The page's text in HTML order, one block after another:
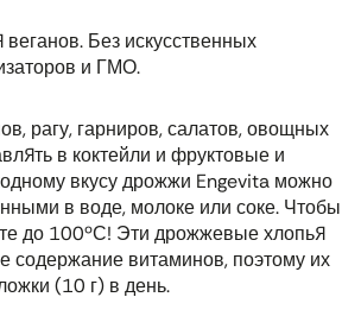
Без искусственных
и ГМО.
рагу, гарниров, салатов, овощных
в коктейли и фруктовые и
вкусу дрожжи Engevita можно
в воде, молоке или соке. Чтобы
до 100ºС! Эти дрожжевые хлопья
содержание витаминов, поэтому их
(10 г) в день.